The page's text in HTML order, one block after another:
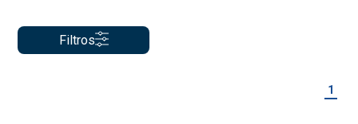
Filtros
1